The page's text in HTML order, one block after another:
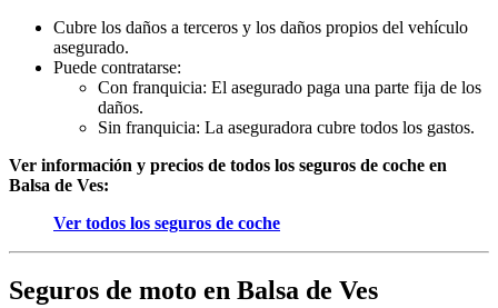
Cubre los daños a terceros y los daños propios del vehículo
asegurado.
Puede contratarse:
Con franquicia: El asegurado paga una parte fija de los
daños.
Sin franquicia: La aseguradora cubre todos los gastos.
Ver información y precios de todos los seguros de coche en
Balsa de Ves:
Ver todos los seguros de coche
Seguros de moto en Balsa de Ves